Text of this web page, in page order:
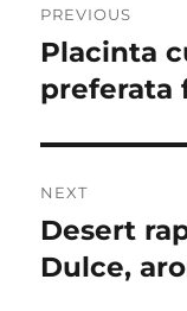
PREVIOUS
Previous
post:
Placinta
preferata
NEXT
Next
post:
Desert
Dulce,